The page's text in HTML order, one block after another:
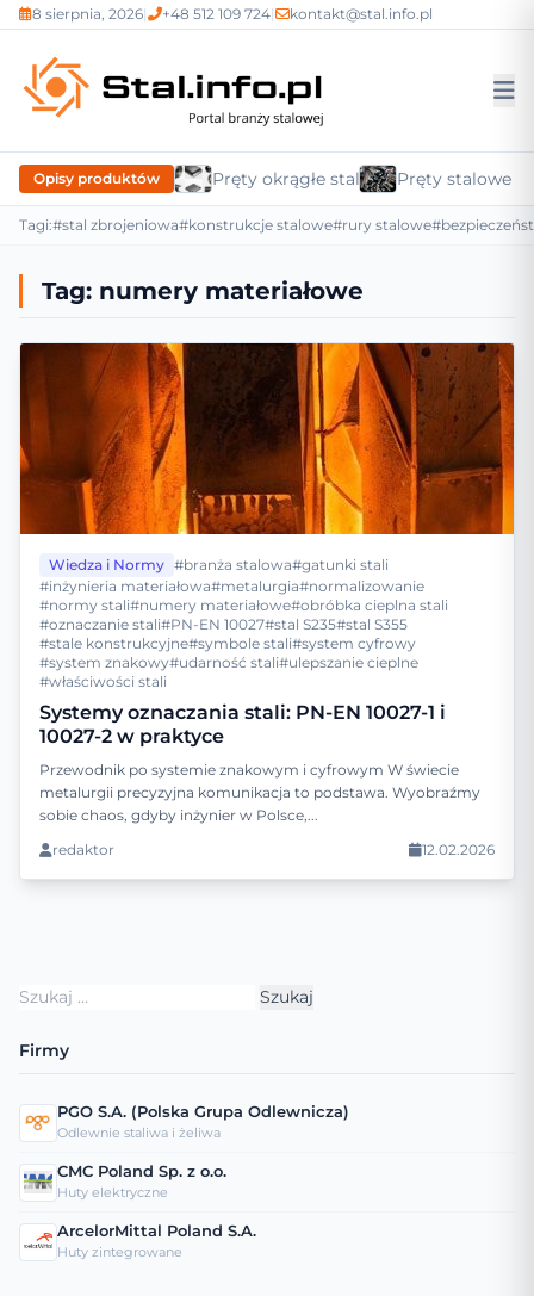
8 sierpnia, 2026| +48 512 109 724| kontakt@stal.info.pl
Opisy produktów Pręty okrągłe stalowePręty stalowe
Tagi:#stal zbrojeniowa#konstrukcje stalowe#rury stalowe
Tag: numery materiałowe
Wiedza i Normy #branża stalowa#gatunki stali
#inżynieria materiałowa#metalurgia#normalizowanie
#normy stali#numery materiałowe#obróbka cieplna stali
#oznaczanie stali#PN-EN 10027#stal S235#stal S355
#stale konstrukcyjne#symbole stali#system cyfrowy
#system znakowy#udarność stali#ulepszanie cieplne
#właściwości stali
Systemy oznaczania stali: PN-EN 10027-1 i
10027-2 w praktyce
Przewodnik po systemie znakowym i cyfrowym W świecie
metalurgii precyzyjna komunikacja to podstawa. Wyobraźmy
sobie chaos, gdyby inżynier w Polsce,...
redaktor
12.02.2026
Szukaj:
Firmy
PGO S.A. (Polska Grupa Odlewnicza)
Odlewnie staliwa i żeliwa
CMC Poland Sp. z o.o.
Huty elektryczne
ArcelorMittal Poland S.A.
Huty zintegrowane